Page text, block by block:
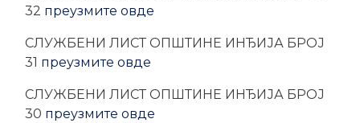
32 преузмите овде
CЛУЖБЕНИ ЛИСТ ОПШТИНЕ ИНЂИЈА БРОЈ
31 преузмите овде
CЛУЖБЕНИ ЛИСТ ОПШТИНЕ ИНЂИЈА БРОЈ
30 преузмите овде